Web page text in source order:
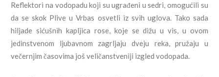
Reflektori na vodopadu koji su ugrađeni u sedri, omogućili su
da se skok Plive u Vrbas osvetli iz svih uglova. Tako sada
hiljade sićušnih kapljica rose, koje se dižu u vis, u ovom
jedinstvenom ljubavnom zagrljaju dveju reka, pružaju u
večernjim časovima još veličanstveniji izgled vodopada.